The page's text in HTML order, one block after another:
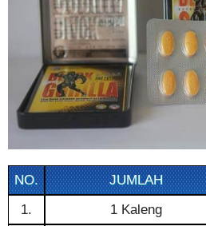
NO. JUMLAH
1.
1 Kaleng